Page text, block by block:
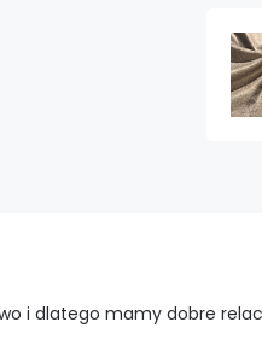
i dlatego mamy dobre